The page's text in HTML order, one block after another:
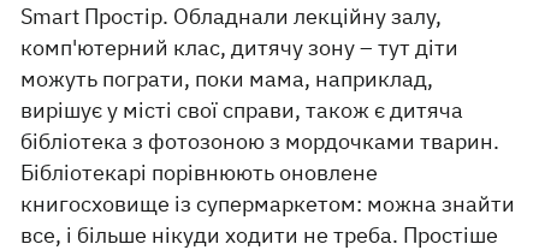
Smart Простір. Обладнали лекційну залу,
комп'ютерний клас, дитячу зону – тут діти
можуть пограти, поки мама, наприклад,
вирішує у місті свої справи, також є дитяча
бібліотека з фотозоною з мордочками тварин.
Бібліотекарі порівнюють оновлене
книгосховище із супермаркетом: можна знайти
все, і більше нікуди ходити не треба. Простіше